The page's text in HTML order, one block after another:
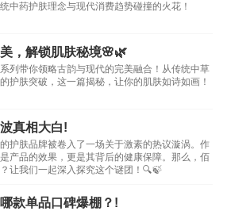
中药护肤理念与现代消费趋势碰撞的火花！
，解锁肌肤秘境🌸🌿
列带你领略古韵与现代的完美融合！从传统中草
护肤突破，这一篇揭秘，让你的肌肤如诗如画！
真相大白!
护肤品牌被卷入了一场关于激素的热议漩涡。作
产品的效果，更是其背后的健康保障。那么，佰
让我们一起深入探究这个谜团！🔍🍃
款单品口碑爆棚？!